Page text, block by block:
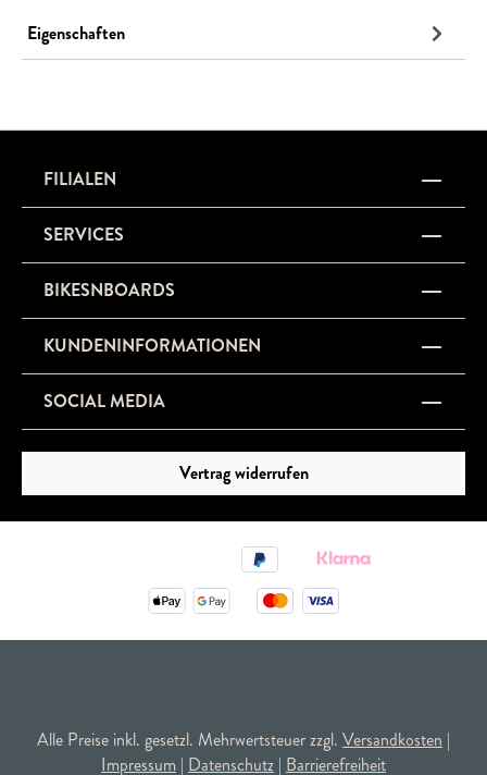
Eigenschaften
FILIALEN
SERVICES
BIKESNBOARDS
KUNDENINFORMATIONEN
SOCIAL MEDIA
Vertrag widerrufen
Alle Preise inkl. gesetzl. Mehrwertsteuer zzgl. Versandkosten |
Impressum | Datenschutz | Barrierefreiheit